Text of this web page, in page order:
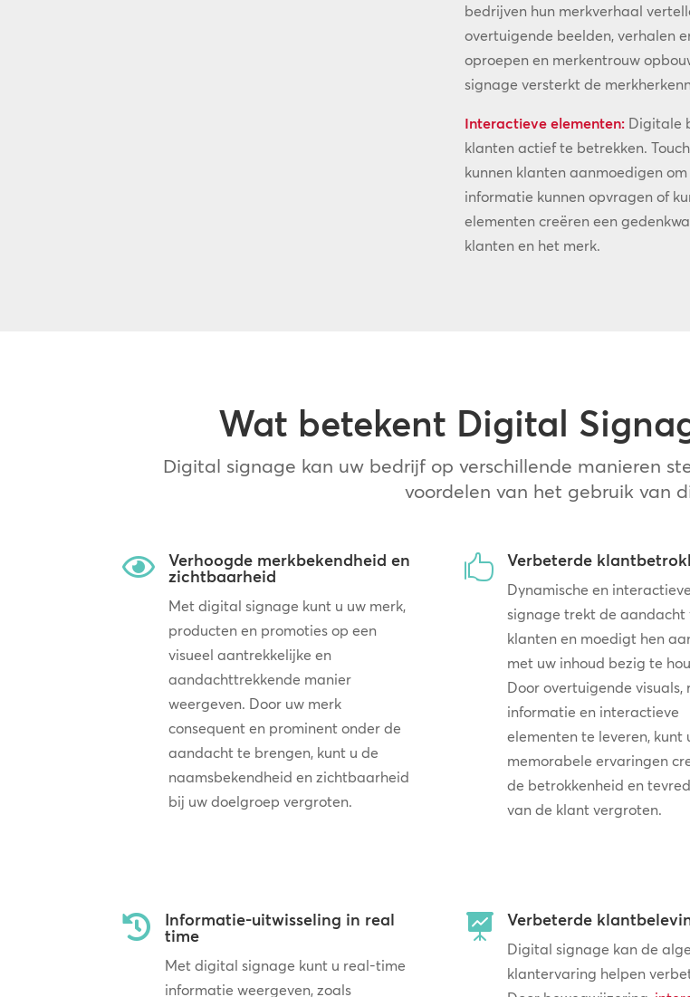
bedrijven hun merkverhaal
overtuigende beelden, verhalen
oproepen en merkentrouw
signage versterkt de
Interactieve elementen:Digitale
klanten actief te betrekken.
kunnen klanten aanmoedigen
informatie kunnen opvragen of
elementen creëren een
klanten en het merk.
Wat betekent Digital
Digital signage kan uw bedrijf op verschillende manieren
voordelen van het gebruik van
 Verhoogde merkbekendheid en
zichtbaarheid
Met digital signage kunt u uw merk,
producten en promoties op een
visueel aantrekkelijke en
aandachttrekkende manier
weergeven. Door uw merk
consequent en prominent onder de
aandacht te brengen, kunt u de
naamsbekendheid en zichtbaarheid
bij uw doelgroep vergroten.
 Verbeterde
Dynamische en
signage trekt de aandacht
klanten en moedigt hen
met uw inhoud bezig te
Door overtuigende visuals,
informatie en interactieve
elementen te leveren, kunt
memorabele ervaringen
de betrokkenheid en
van de klant vergroten.
 Informatie-uitwisseling in real
time
Met digital signage kunt u real-time
informatie weergeven, zoals
 Verbeterde
Digital signage kan de
klantervaring helpen